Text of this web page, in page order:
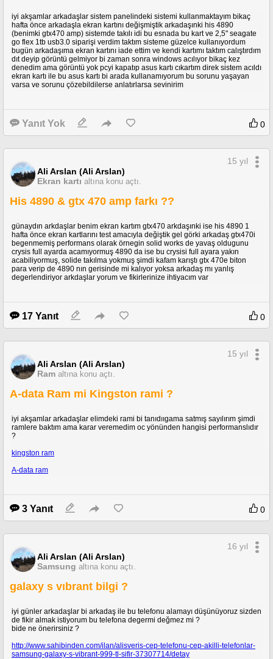
Kart Okuyucu : VAR
Klavye-Mouse : Turkish (QWERTY) Dell Standard Quietkey USB Keyboard
Black,Dell Laser Scroll USB (6 Buttons) Black Mouse,Mouse Pad
I/O Bağlantı Noktaları : (1) seri,(1) paralel,(2) PS/2,(1) RJ-45(1) ESATA
bağlantı noktası, arka panelde IEEE 1394a
Kasa Tipi : MINI TOWER
Garanti Süresi : 3Yr Basic Warranty - Next Business Day
iyi akşamlar arkadaşlar sistem panelindeki sistemi kullanmaktayım bikaç
hafta önce arkadaşla ekran kartını değişmiştik arkadaşınki his 4890
(benimki gtx470 amp) sistemde takılı idi bu esnada bu kart ve 2,5" seagate
go flex 1tb usb3.0 siparişi verdim taktım sisteme güzelce kullanıyordum
bugün arkadaşıma ekran kartını iade ettim ve kendi kartımı taktım calıştırdım
dıt deyip görüntü gelmiyor bi zaman sonra windows acılıyor bikaç kez
denedim ama görüntü yok pcyi kapatıp asus kartı cıkartım direk sistem acıldı
ekran kartı ile bu asus kartı bi arada kullanamıyorum bu sorunu yaşayan
varsa ve sorunu çözebildilerse anlatırlarsa sevinirim
Yanıt Yok 0
Ali Arslan (Ali Arslan)
Ekran kartı altına konu açtı.
15 yıl
His 4890 & gtx 470 amp farkı ??
günaydın arkdaşlar benim ekran kartım gtx470 arkdaşınki ise his 4890 1
hafta önce ekran kartlarını test amacıyla değiştik gel görki arkadaş gtx470i
begenmemiş performans olarak örnegin solid works de yavaş oldugunu
crysis full ayarda acamıyormuş 4890 da ise bu crysisi full ayara yakın
acabiliyormuş, solide takılma yokmuş şimdi kafam karıştı gtx 470e biton
para verip de 4890 nın gerisinde mi kalıyor yoksa arkadaş mı yanlış
degerlendiriyor arkdaşlar yorum ve fikirlerinize ihtiyacım var
17 Yanıt 0
Ali Arslan (Ali Arslan)
Ram altına konu açtı.
15 yıl
A-data Ram mi Kingston rami ?
iyi akşamlar arkadaşlar elimdeki rami bi tanıdııgama satmış sayılırım şimdi
ramlere baktım ama karar veremedim oc yönünden hangisi performanslıdır
?
kingston ram
A-data ram
3 Yanıt 0
Ali Arslan (Ali Arslan)
Samsung altına konu açtı.
16 yıl
galaxy s vıbrant bilgi ?
iyi günler arkadaşlar bi arkadaş ile bu telefonu alamayı düşünüyoruz sizden
de fikir almak istiyorum bu telefona degermi değmez mi ?
bide ne önerirsiniz ?
http://www.sahibinden.com/ilan/alisveris-cep-telefonu-cep-akilli-telefonlar-
samsung-galaxy-s-vibrant-999-tl-sifir-37307714/detay